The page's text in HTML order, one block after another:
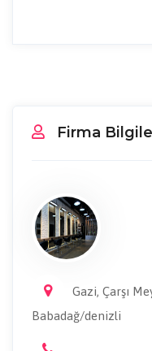
Firma
Gazi, Çarşı
Babadağ/denizli